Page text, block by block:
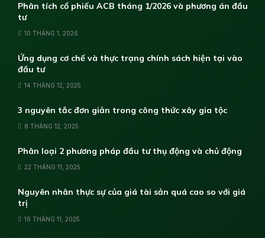
Phân tích cổ phiếu ACB tháng 1/2026 và phương án đầu
tư
10 THÁNG 1, 2026
Ứng dụng cơ chế và thực trạng chính sách hiện tại vào
đầu tư
14 THÁNG 12, 2025
3 nguyên tắc đơn giản trong công thức xây gia tộc
8 THÁNG 12, 2025
Phân loại 2 phương pháp đầu tư thụ động và chủ động
22 THÁNG 11, 2025
Nguyên nhân thực sự của giá tài sản quá cao so với giá
trị
16 THÁNG 11, 2025